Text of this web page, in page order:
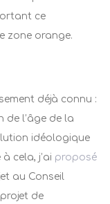
ce
zone orange.
déjà connu :
de l’âge de la
idéologique
cela, j’ai proposé
au Conseil
de